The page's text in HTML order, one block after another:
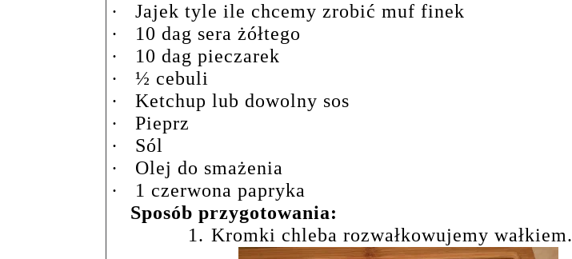
·
Jajek tyle ile chcemy zrobić muf finek
·
10 dag sera żółtego
·
10 dag pieczarek
·
½ cebuli
·
Ketchup lub dowolny sos
·
Pieprz
·
Sól
·
Olej do smażenia
·
1 czerwona papryka
Sposób przygotowania:
1. Kromki chleba rozwałkowujemy wałkiem.